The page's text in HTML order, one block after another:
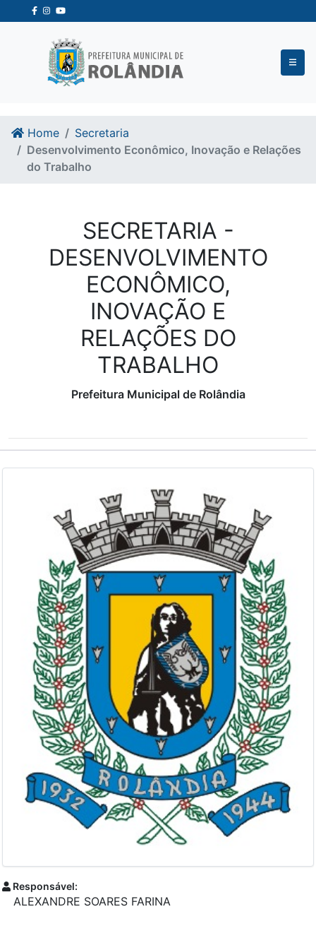
Ir para o conteudo
Ir para o fim do conteudo
Home
Secretaria
Desenvolvimento Econômico, Inovação e Relações
do Trabalho
SECRETARIA -
DESENVOLVIMENTO
ECONÔMICO,
INOVAÇÃO E
RELAÇÕES DO
TRABALHO
Prefeitura Municipal de Rolândia
Responsável:
ALEXANDRE SOARES FARINA